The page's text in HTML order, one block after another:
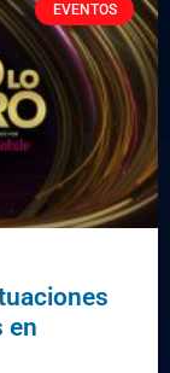
EVENTOS
en